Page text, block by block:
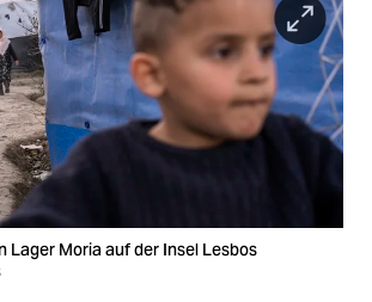
Lager Moria auf der Insel Lesbos